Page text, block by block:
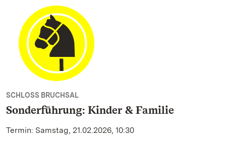
SCHLOSS BRUCHSAL
Sonderführung: Kinder & Familie
Termin: Samstag, 21.02.2026, 10:30